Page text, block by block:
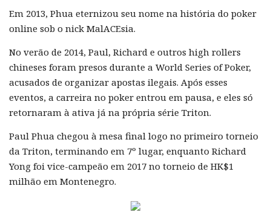
Em 2013, Phua eternizou seu nome na história do poker
online sob o nick MalACEsia.
No verão de 2014, Paul, Richard e outros high rollers
chineses foram presos durante a World Series of Poker,
acusados de organizar apostas ilegais. Após esses
eventos, a carreira no poker entrou em pausa, e eles só
retornaram à ativa já na própria série Triton.
Paul Phua chegou à mesa final logo no primeiro torneio
da Triton, terminando em 7º lugar, enquanto Richard
Yong foi vice-campeão em 2017 no torneio de HK$1
milhão em Montenegro.